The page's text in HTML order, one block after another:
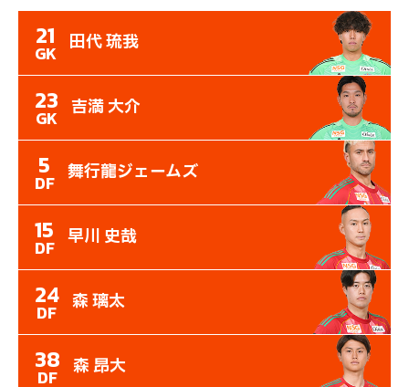
21
GK 田代 琉我
23
GK 吉満 大介
5
DF 舞行龍ジェームズ
15
DF 早川 史哉
24
DF 森 璃太
38
DF 森 昂大